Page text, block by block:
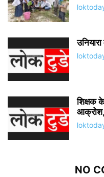
शिक्षक
NO